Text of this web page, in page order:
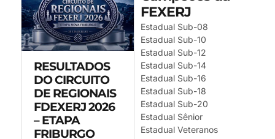
RESULTADOS
DO CIRCUITO
DE REGIONAIS
FDEXERJ 2026
– ETAPA
FRIBURGO
FEXERJ
Estadual Sub-08
Estadual Sub-10
Estadual Sub-12
Estadual Sub-14
Estadual Sub-16
Estadual Sub-18
Estadual Sub-20
Estadual Sênior
Estadual Veteranos